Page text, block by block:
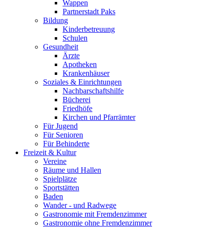
Wappen
Partnerstadt Paks
Bildung
Kinderbetreuung
Schulen
Gesundheit
Ärzte
Apotheken
Krankenhäuser
Soziales & Einrichtungen
Nachbarschaftshilfe
Bücherei
Friedhöfe
Kirchen und Pfarrämter
Für Jugend
Für Senioren
Für Behinderte
Freizeit & Kultur
Vereine
Räume und Hallen
Spielplätze
Sportstätten
Baden
Wander - und Radwege
Gastronomie mit Fremdenzimmer
Gastronomie ohne Fremdenzimmer